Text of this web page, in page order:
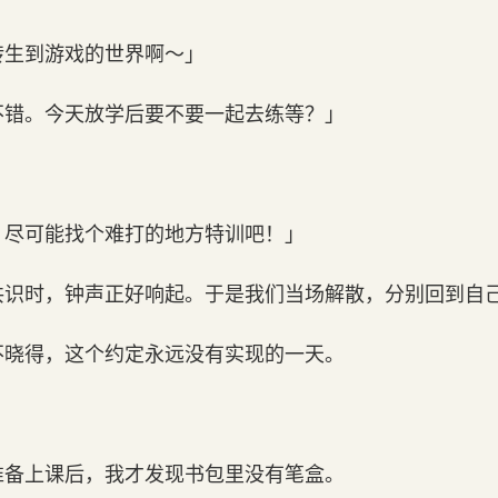
到游戏的世界啊～」
。今天放学后要不要一起去练等？」
可能找个难打的地方特训吧！」
时，钟声正好响起。于是我们当场解散，分别回到自
得，这个约定永远没有实现的一天。
上课后，我才发现书包里没有笔盒。